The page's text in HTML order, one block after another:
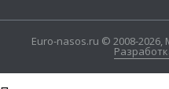
Euro-nasos.ru © 2008-2026,